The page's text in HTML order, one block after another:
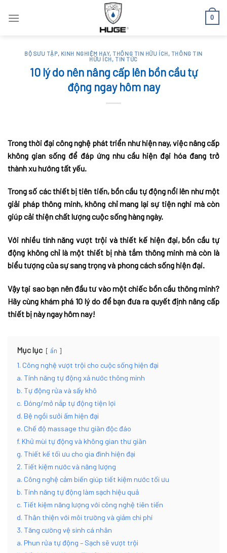
0
BỘ SƯU TẬP, KINH NGHIỆM HAY, THÔNG TIN HỮU ÍCH, THÔNG TIN
HỮU ÍCH, TIN TỨC
10 lý do nên nâng cấp lên bồn cầu tự
động ngay hôm nay
Trong thời đại công nghệ phát triển như hiện nay, việc nâng cấp
không gian sống để đáp ứng nhu cầu hiện đại hóa đang trở
thành xu hướng tất yếu.
Trong số các thiết bị tiên tiến, bồn cầu tự động nổi lên như một
giải pháp thông minh, không chỉ mang lại sự tiện nghi mà còn
giúp cải thiện chất lượng cuộc sống hàng ngày.
Với nhiều tính năng vượt trội và thiết kế hiện đại, bồn cầu tự
động không chỉ là một thiết bị nhà tắm thông minh mà còn là
biểu tượng của sự sang trọng và phong cách sống hiện đại.
Vậy tại sao bạn nên đầu tư vào một chiếc bồn cầu thông minh?
Hãy cùng khám phá 10 lý do để bạn đưa ra quyết định nâng cấp
thiết bị này ngay hôm nay!
Mục lục ẩn
1. Công nghệ vượt trội cho cuộc sống hiện đại
a. Tính năng tự động xả nước thông minh
b. Tự động rửa và sấy khô
c. Đóng/mở nắp tự động tiện lợi
d. Bệ ngồi sưởi ấm hiện đại
e. Chế độ massage thư giãn độc đáo
f. Khử mùi tự động và không gian thư giãn
g. Thiết kế tối ưu cho gia đình hiện đại
2. Tiết kiệm nước và năng lượng
a. Công nghệ cảm biến giúp tiết kiệm nước tối ưu
b. Tính năng tự động làm sạch hiệu quả
c. Tiết kiệm năng lượng với công nghệ tiên tiến
d. Thân thiện với môi trường và giảm chi phí
3. Tăng cường vệ sinh cá nhân
a. Phun rửa tự động – Sạch sẽ vượt trội